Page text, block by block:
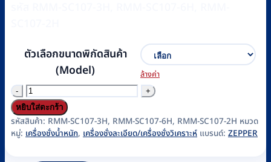
ตัวเลือกขนาดพิกัดสินค้า
(Model)
ล้างค่า
จำนวน
เครื่อง
ชั่ง
ความ
หยิบใส่ตะกร้า
รหัสสินค้า: RMM-SC107-3H, RMM-SC107-6H, RMM-SC107-2H หมวด
หมู่: เครื่องชั่งน้ำหนัก, เครื่องชั่งละเอียด/เครื่องชั่งวิเคราะห์ แบรนด์: ZEPPER